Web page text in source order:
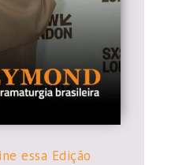
essa Edição